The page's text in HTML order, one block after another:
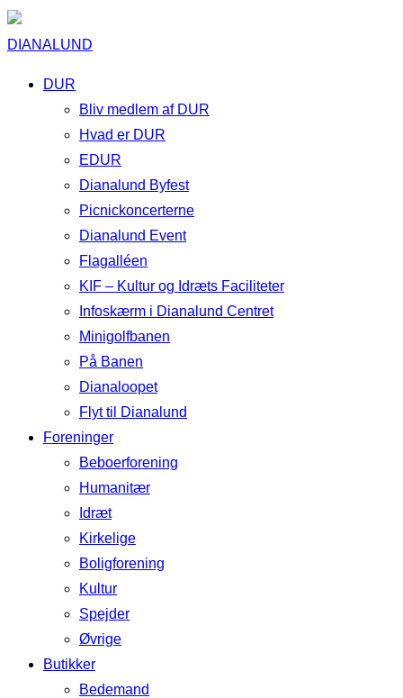
DIANALUND
DUR
Bliv medlem af DUR
Hvad er DUR
EDUR
Dianalund Byfest
Picnickoncerterne
Dianalund Event
Flagalléen
KIF – Kultur og Idræts Faciliteter
Infoskærm i Dianalund Centret
Minigolfbanen
På Banen
Dianaloopet
Flyt til Dianalund
Foreninger
Beboerforening
Humanitær
Idræt
Kirkelige
Boligforening
Kultur
Spejder
Øvrige
Butikker
Bedemand